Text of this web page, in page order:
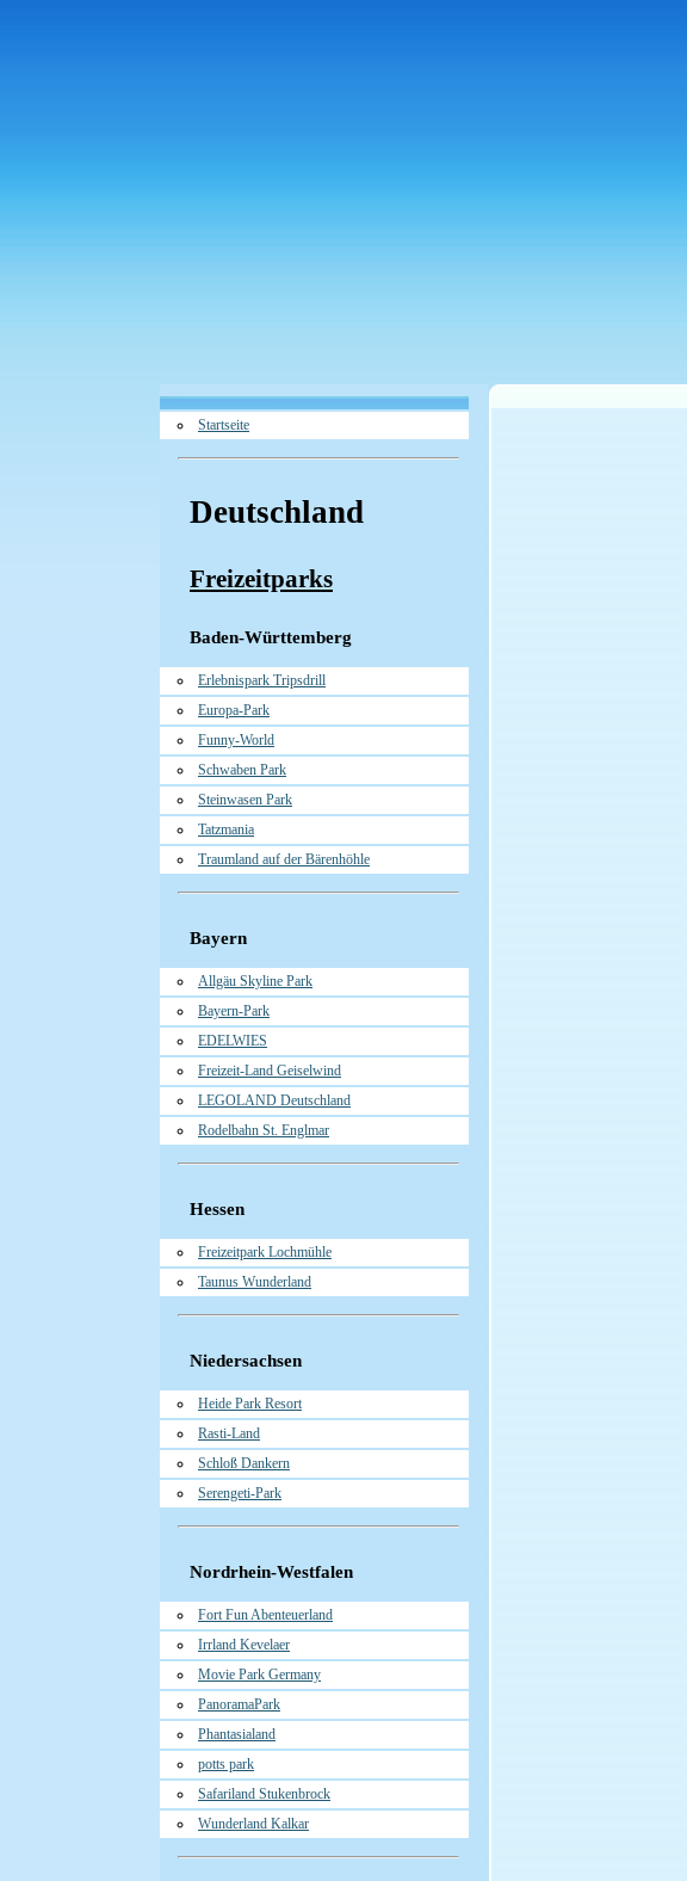
Startseite
Deutschland
Freizeitparks
Baden-Württemberg
Erlebnispark Tripsdrill
Europa-Park
Funny-World
Schwaben Park
Steinwasen Park
Tatzmania
Traumland auf der Bärenhöhle
Bayern
Allgäu Skyline Park
Bayern-Park
EDELWIES
Freizeit-Land Geiselwind
LEGOLAND Deutschland
Rodelbahn St. Englmar
Hessen
Freizeitpark Lochmühle
Taunus Wunderland
Niedersachsen
Heide Park Resort
Rasti-Land
Schloß Dankern
Serengeti-Park
Nordrhein-Westfalen
Fort Fun Abenteuerland
Irrland Kevelaer
Movie Park Germany
PanoramaPark
Phantasialand
potts park
Safariland Stukenbrock
Wunderland Kalkar